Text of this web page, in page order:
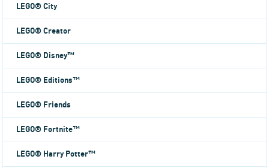
LEGO® City
LEGO® Creator
LEGO® Disney™
LEGO® Editions™
LEGO® Friends
LEGO® Fortnite™
LEGO® Harry Potter™